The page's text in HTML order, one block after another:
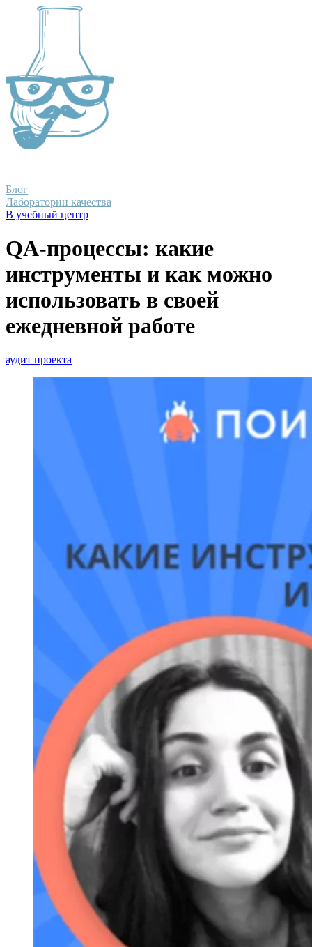
Блог
Лаборатории качества
В учебный центр
QA-процессы: какие
инструменты и как можно
использовать в своей
ежедневной работе
аудит проекта